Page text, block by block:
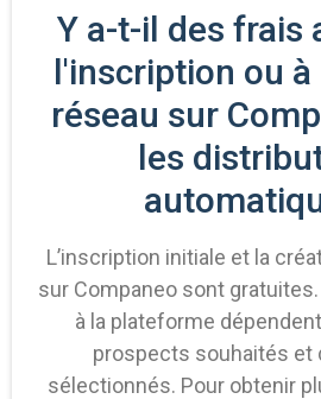
Y a-t-il des frais
l'inscription ou à
réseau sur
les
L’inscription initiale et la
sur Companeo sont
à la plateforme
prospects souhaités et
sélectionnés. Pour obtenir